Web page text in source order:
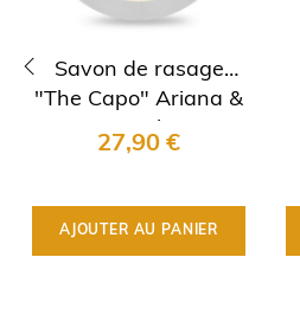
Savon de rasage
"The Capo" Ariana &
Evans Ultima
27,90 €
AJOUTER AU PANIER